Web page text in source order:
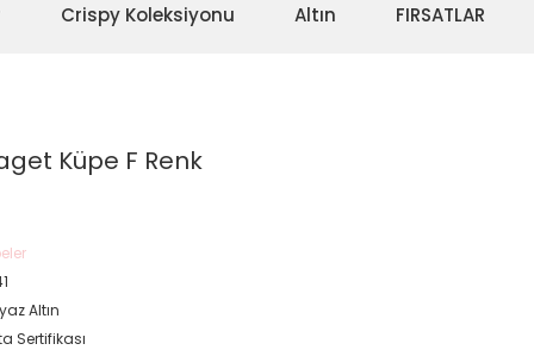
Crispy Koleksiyonu Altın FIRSATLAR
Küpe F Renk
Altın
Sertifikası